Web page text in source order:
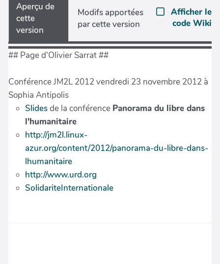
Aperçu de
cette
version
Modifs apportées
par cette version
Afficher le
code Wiki